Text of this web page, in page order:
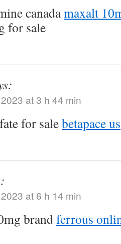
canadamaxalt
for sale
at 3 h 44 min
for salebetapace us
at 6 h 14 min
brandferrous